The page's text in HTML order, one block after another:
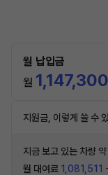
월 납입금
월 1,147,300
지원금, 이렇게 쓸 수
지금 보고 있는 차량 약
월 대여료 1,081,511